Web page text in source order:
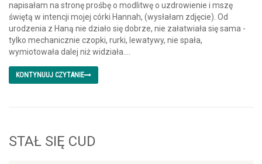
napisałam na stronę prośbę o modlitwę o uzdrowienie i mszę
świętą w intencji mojej córki Hannah, (wysłałam zdjęcie). Od
urodzenia z Haną nie działo się dobrze, nie załatwiała się sama -
tylko mechanicznie czopki, rurki, lewatywy, nie spała,
wymiotowała dalej niż widziała....
KONTYNUUJ CZYTANIE
STAŁ SIĘ CUD